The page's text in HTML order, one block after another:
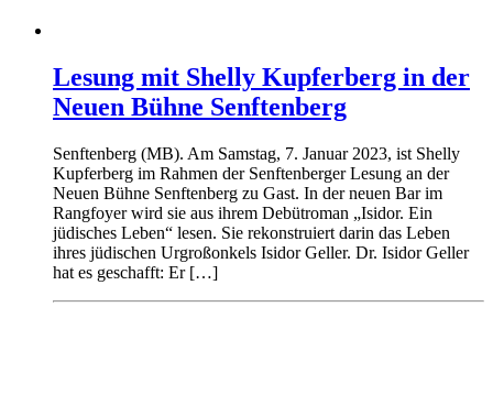
Lesung mit Shelly Kupferberg in der
Neuen Bühne Senftenberg
Senftenberg (MB). Am Samstag, 7. Januar 2023, ist Shelly
Kupferberg im Rahmen der Senftenberger Lesung an der
Neuen Bühne Senftenberg zu Gast. In der neuen Bar im
Rangfoyer wird sie aus ihrem Debütroman „Isidor. Ein
jüdisches Leben“ lesen. Sie rekonstruiert darin das Leben
ihres jüdischen Urgroßonkels Isidor Geller. Dr. Isidor Geller
hat es geschafft: Er […]